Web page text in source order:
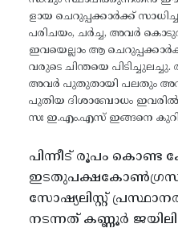
ളായ ചെറുപ്പക്കാർക്ക്
പരിചയം, ചർച്ച, അവർ
ഇവയെല്ലാം ആ
വരുടെ ചിന്തയെ പിടിച്ചുലച്ചു.
അവർ പുതുതായി പലതും
പുതിയ ദിശാബോധം ഇവരിൽ
സഃ ഇ.എം.എസ് ഇങ്ങനെ
പിന്നീട് രൂപം കൊണ്ട
സോഷ്യലിസ്റ്റ്
നടന്നത് കണ്ണൂർ